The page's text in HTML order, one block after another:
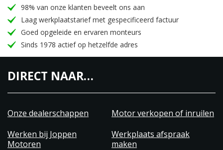
98% van onze klanten beveelt ons aan
Laag werkplaatstarief met gespecificeerd factuur
Goed opgeleide en ervaren monteurs
Sinds 1978 actief op hetzelfde adres
DIRECT NAAR…
Onze dealerschappen
Motor verkopen of inruilen
Werken bij Joppen
Motoren
Werkplaats afspraak
maken